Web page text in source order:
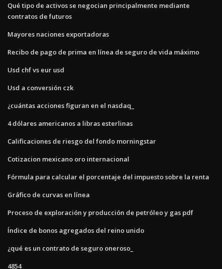
Qué tipo de activos se negocian principalmente mediante
contratos de futuros
Mayores naciones exportadoras
Recibo de pago de prima en línea de seguro de vida máximo
Usd chf vs eur usd
Usd a conversión czk
¿cuántas acciones figuran en el nasdaq_
4 dólares americanos a libras esterlinas
Calificaciones de riesgo del fondo morningstar
Cotizacion mexicano oro internacional
Fórmula para calcular el porcentaje del impuesto sobre la renta
Gráfico de curvas en línea
Proceso de exploración y producción de petróleo y gas pdf
Índice de bonos agregados del reino unido
¿qué es un contrato de seguro oneroso_
4854